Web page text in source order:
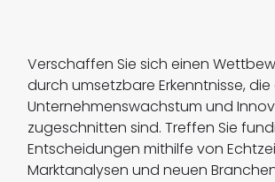
Verschaffen Sie sich einen
durch umsetzbare Erkenntnisse,
Unternehmenswachstum und
zugeschnitten sind. Treffen Sie
Entscheidungen mithilfe von
Marktanalysen und neuen